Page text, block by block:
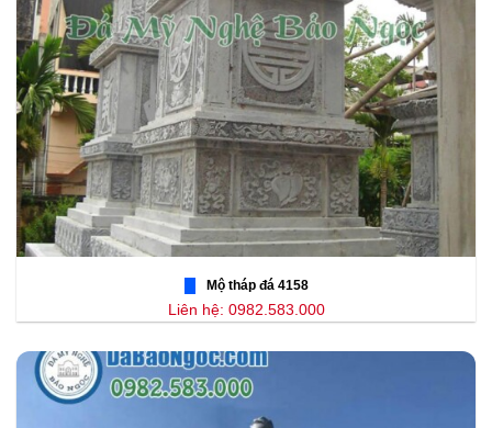
Mộ tháp đá 4158
Liên hệ: 0982.583.000